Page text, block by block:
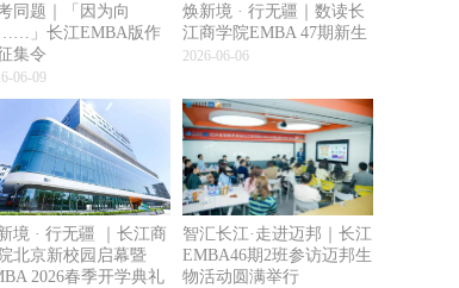
同题｜「因为向
」长江EMBA版作
集令
06-09
焕新境 · 行无疆｜数读长
江商学院EMBA 47期新生
2026-06-06
境 · 行无疆 ｜长江商
北京新校园启幕暨
2026春季开学典礼
智汇长江·走进迈邦｜长江
EMBA46期2班参访迈邦生
物活动圆满举行